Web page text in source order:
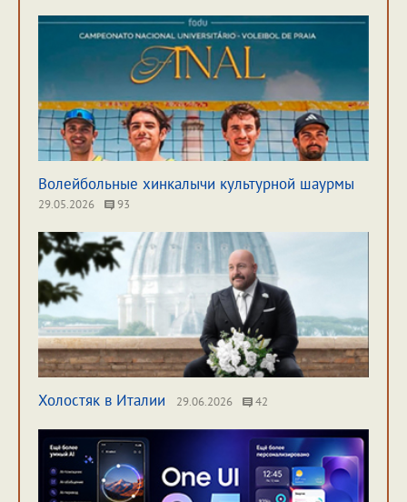
Волейбольные хинкалычи культурной шаурмы
29.05.2026 93
Холостяк в Италии 29.06.2026 42